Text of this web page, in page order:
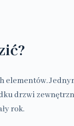
drzwi
rok.